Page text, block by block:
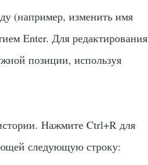
(например, изменить имя
Enter. Для редактирования
позиции, используя
НажмитеCtrl+R для
следующую строку: